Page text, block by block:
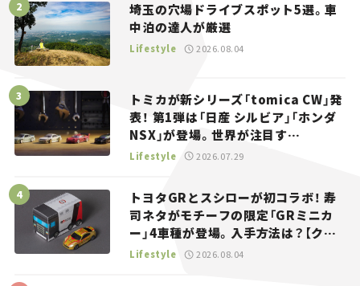
埼玉の穴場ドライブスポット5選。車
中泊の達人が厳選
Lifestyle 2026.08.04
トミカが新シリーズ「tomica CW」発
表！ 第1弾は「日産 シルビア」「ホンダ
NSX」が登場。世界が注目す
る“JDM”に焦点【クルマとホビー】
Lifestyle 2026.07.29
トヨタGRとスシローが初コラボ！ 寿
司ネタがモチーフの限定「GRミニカ
ー」4車種が登場。入手方法は？【クル
マとホビー】
Lifestyle 2026.08.04